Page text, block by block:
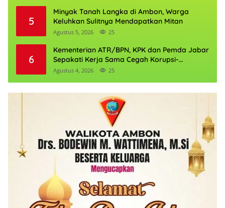
5
Minyak Tanah Langka di Ambon, Warga
Keluhkan Sulitnya Mendapatkan Mitan
Agustus 5, 2026 25
6
Kementerian ATR/BPN, KPK dan Pemda Jabar
Sepakati Kerja Sama Cegah Korupsi-
Penguatan Ekonomi
Agustus 4, 2026 25